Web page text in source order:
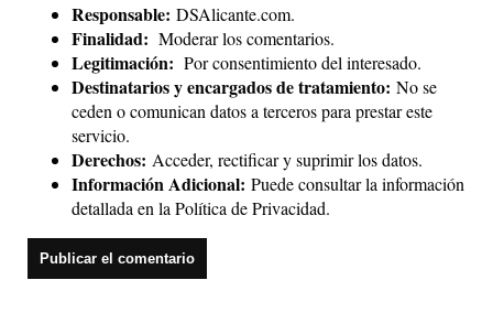
Responsable: DSAlicante.com.
Finalidad: Moderar los comentarios.
Legitimación: Por consentimiento del interesado.
Destinatarios y encargados de tratamiento: No se
ceden o comunican datos a terceros para prestar este
servicio.
Derechos: Acceder, rectificar y suprimir los datos.
Información Adicional: Puede consultar la información
detallada en la Política de Privacidad.